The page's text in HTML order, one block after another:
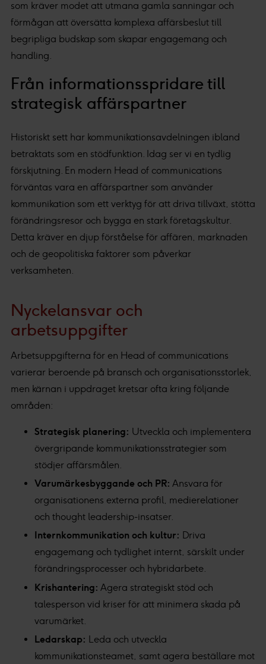
som kräver modet att utmana gamla sanningar och
förmågan att översätta komplexa affärsbeslut till
begripliga budskap som skapar engagemang och
handling.
Från informationsspridare till
strategisk affärspartner
Historiskt sett har kommunikationsavdelningen ibland
betraktats som en stödfunktion. Idag ser vi en tydlig
förskjutning. En modern Head of communications
förväntas vara en affärspartner som använder
kommunikation som ett verktyg för att driva tillväxt, stötta
förändringsresor och bygga en stark företagskultur.
Detta kräver en djup förståelse för affären, marknaden
och de geopolitiska faktorer som påverkar
verksamheten.
Nyckelansvar och
arbetsuppgifter
Arbetsuppgifterna för en Head of communications
varierar beroende på bransch och organisationsstorlek,
men kärnan i uppdraget kretsar ofta kring följande
områden:
Strategisk planering: Utveckla och implementera
övergripande kommunikationsstrategier som
stödjer affärsmålen.
Varumärkesbyggande och PR: Ansvara för
organisationens externa profil, medierelationer
och thought leadership-insatser.
Internkommunikation och kultur: Driva
engagemang och tydlighet internt, särskilt under
förändringsprocesser och hybridarbete.
Krishantering: Agera strategiskt stöd och
talesperson vid kriser för att minimera skada på
varumärket.
Ledarskap: Leda och utveckla
kommunikationsteamet, samt agera beställare mot